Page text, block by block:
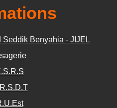
Seddik Benyahia - JIJEL